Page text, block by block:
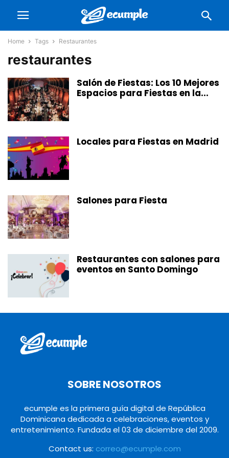
Home Tags Restaurantes
restaurantes
Salón de Fiestas: Los 10 Mejores
Espacios para Fiestas en la...
Locales para Fiestas en Madrid
Salones para Fiesta
Restaurantes con salones para
eventos en Santo Domingo
SOBRE NOSOTROS
ecumple es la primera guía digital de República
Dominicana dedicada a celebraciones, eventos y
entretenimiento. Fundada el 03 de diciembre del 2009.
Contact us: correo@ecumple.com